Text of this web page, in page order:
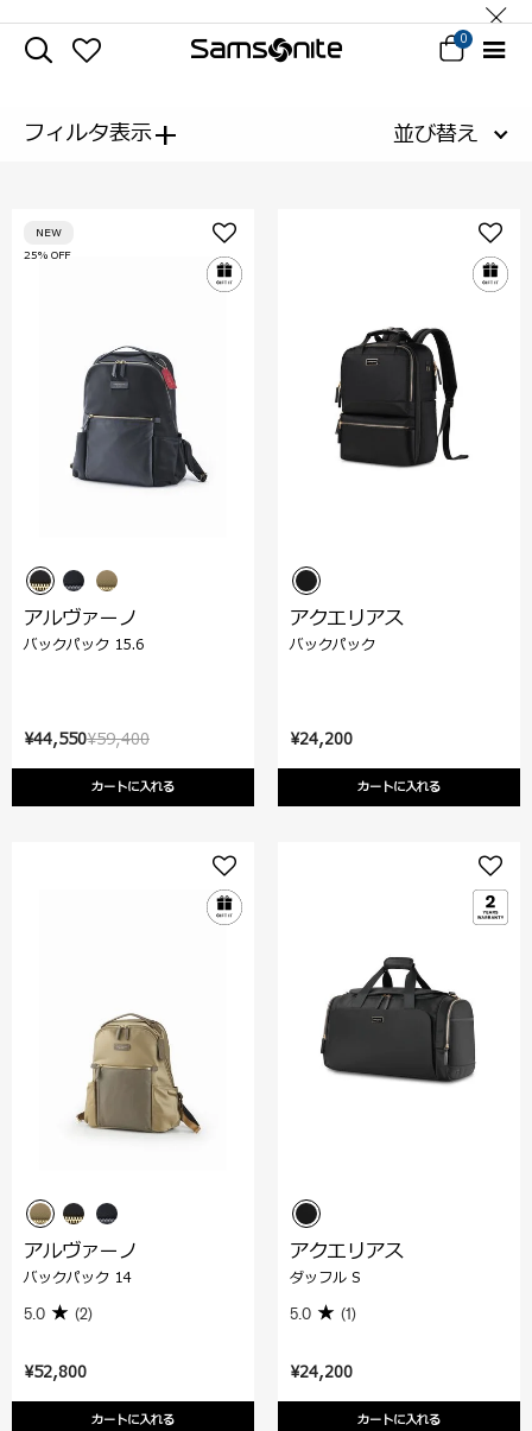
0
フィルタ表示+ 並び替え
¥59,400
¥44,550
カートに入れる
25% OFF
NEW
アルヴァーノ
バックパック 15.6
¥24,200
カートに入れる
アクエリアス
バックパック
¥52,800
カートに入れる
アルヴァーノ
バックパック 14
5.0 (2)
¥24,200
カートに入れる
アクエリアス
ダッフル S
5.0 (1)